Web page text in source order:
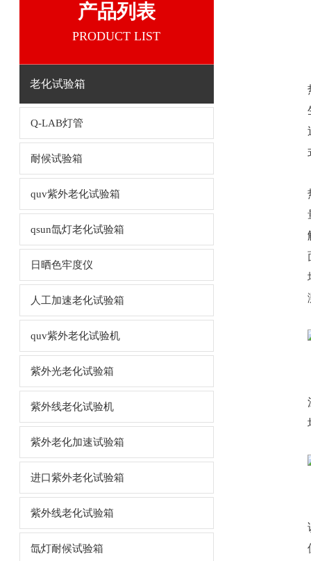
产品列表
PRODUCT LIST
老化试验箱
Q-LAB灯管
耐候试验箱
quv紫外老化试验箱
qsun氙灯老化试验箱
日晒色牢度仪
人工加速老化试验箱
quv紫外老化试验机
紫外光老化试验箱
紫外线老化试验机
紫外老化加速试验箱
进口紫外老化试验箱
紫外线老化试验箱
氙灯耐候试验箱